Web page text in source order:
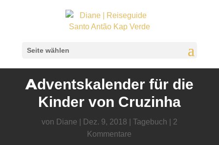
Seite wählen
Adventskalender für die
Kinder von Cruzinha
von Diane Dez. 9, 2018 Tagebuch
2
Kommentare